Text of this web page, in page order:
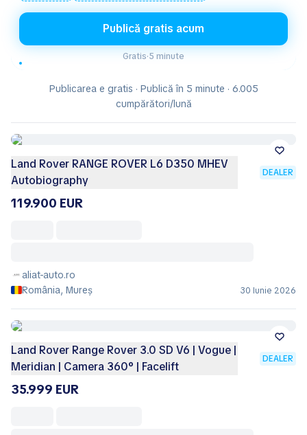
Publică gratis acum
Gratis·5 minute
Publicarea e gratis · Publică în 5 minute · 6.005
cumpărători/lună
Land Rover RANGE ROVER L6 D350 MHEV
Autobiography
DEALER
119.900 EUR
aliat-auto.ro
România, Mureș
30 Iunie 2026
Land Rover Range Rover 3.0 SD V6 | Vogue |
Meridian | Camera 360° | Facelift
DEALER
35.999 EUR